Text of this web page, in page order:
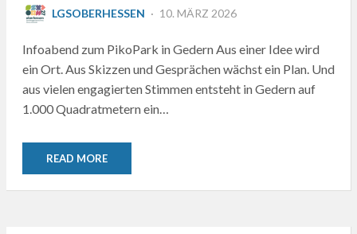
LGSOBERHESSEN
POSTED
10. MÄRZ 2026
Infoabend zum PikoPark in Gedern Aus einer Idee wird
ein Ort. Aus Skizzen und Gesprächen wächst ein Plan. Und
aus vielen engagierten Stimmen entsteht in Gedern auf
1.000 Quadratmetern ein…
READ MORE